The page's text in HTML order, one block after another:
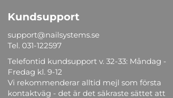
Kundsupport
support@nailsystems.se
Tel. 031-122597
Telefontid kundsupport v. 32-33: Måndag -
Fredag kl. 9-12
Vi rekommenderar alltid mejl som första
kontaktväg - det är det säkraste sättet att